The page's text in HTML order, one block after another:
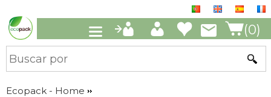
(0)
Ecopack - Home